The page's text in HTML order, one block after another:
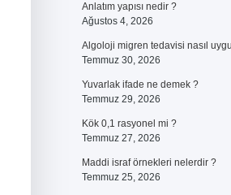
Anlatım yapısı nedir ?
Ağustos 4, 2026
Algoloji migren tedavisi nasıl
Temmuz 30, 2026
Yuvarlak ifade ne demek ?
Temmuz 29, 2026
Kök 0,1 rasyonel mi ?
Temmuz 27, 2026
Maddi israf örnekleri nelerdir ?
Temmuz 25, 2026